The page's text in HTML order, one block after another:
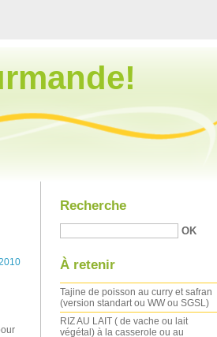
Recherche
À retenir
Tajine de poisson au curry et safran
(version standart ou WW ou SGSL)
RIZ AU LAIT ( de vache ou lait
végétal) à la casserole ou au